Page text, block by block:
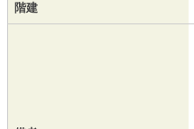
階建